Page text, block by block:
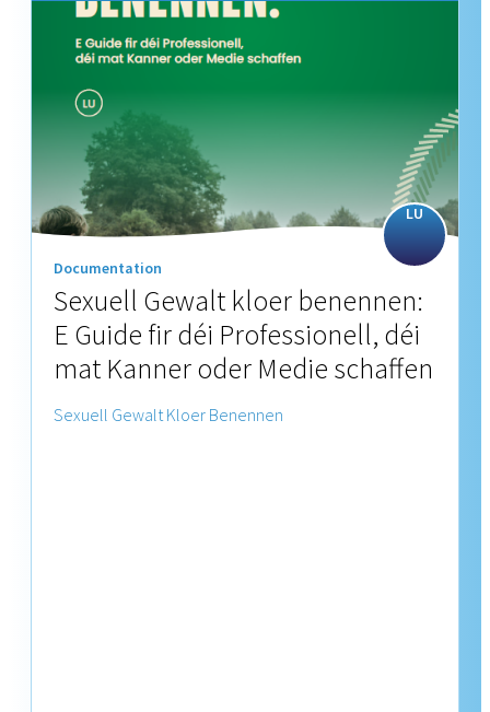
LU
Documentation
Sexuell Gewalt kloer benennen:
E Guide fir déi Professionell, déi
mat Kanner oder Medie schaffen
Sexuell Gewalt Kloer Benennen